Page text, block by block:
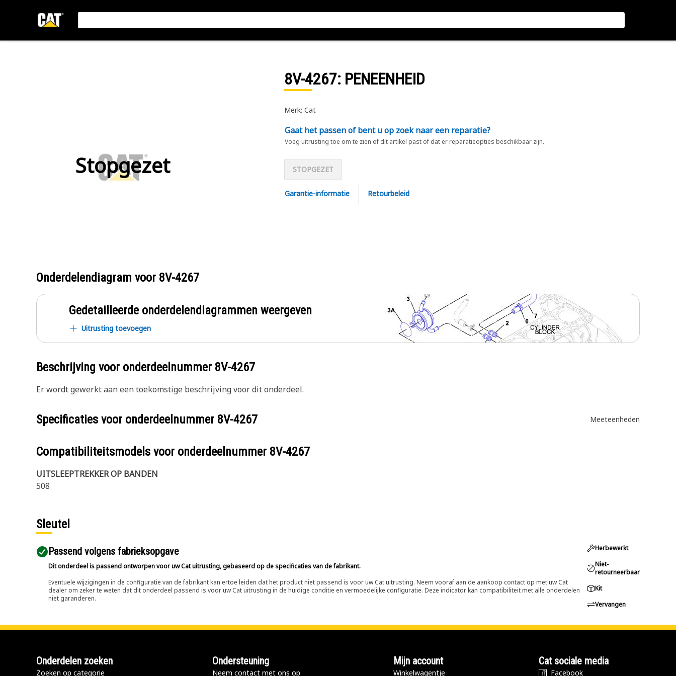
Stopgezet
8V-4267: PENEENHEID
Merk: Cat
Gaat het passen of bent u op zoek naar een reparatie?
Voeg uitrusting toe om te zien of dit artikel past of dat er reparatieopties beschikbaar zijn.
STOPGEZET
Garantie-informatie Retourbeleid
Onderdelendiagram voor 8V-4267
Gedetailleerde onderdelendiagrammen weergeven
Uitrusting toevoegen
Beschrijving voor onderdeelnummer 8V-4267
Er wordt gewerkt aan een toekomstige beschrijving voor dit onderdeel.
Specificaties voor onderdeelnummer 8V-4267 Meeteenheden
Compatibiliteitsmodels voor onderdeelnummer 8V-4267
UITSLEEPTREKKER OP BANDEN
508
Sleutel
Passend volgens fabrieksopgave
Dit onderdeel is passend ontworpen voor uw Cat uitrusting, gebaseerd op de specificaties van de fabrikant.
Eventuele wijzigingen in de configuratie van de fabrikant kan ertoe leiden dat het product niet passend is voor uw Cat uitrusting. Neem vooraf aan de aankoop contact op met uw Cat
dealer om zeker te weten dat dit onderdeel passend is voor uw Cat uitrusting in de huidige conditie en vermoedelijke configuratie. Deze indicator kan compatibiliteit met alle onderdelen
niet garanderen.
Herbewerkt
Niet-
retourneerbaar
Kit
Vervangen
Onderdelen zoeken
Zoeken op categorie
Ondersteuning
Neem contact met ons op
Mijn account
Winkelwagentje
Cat sociale media
Facebook